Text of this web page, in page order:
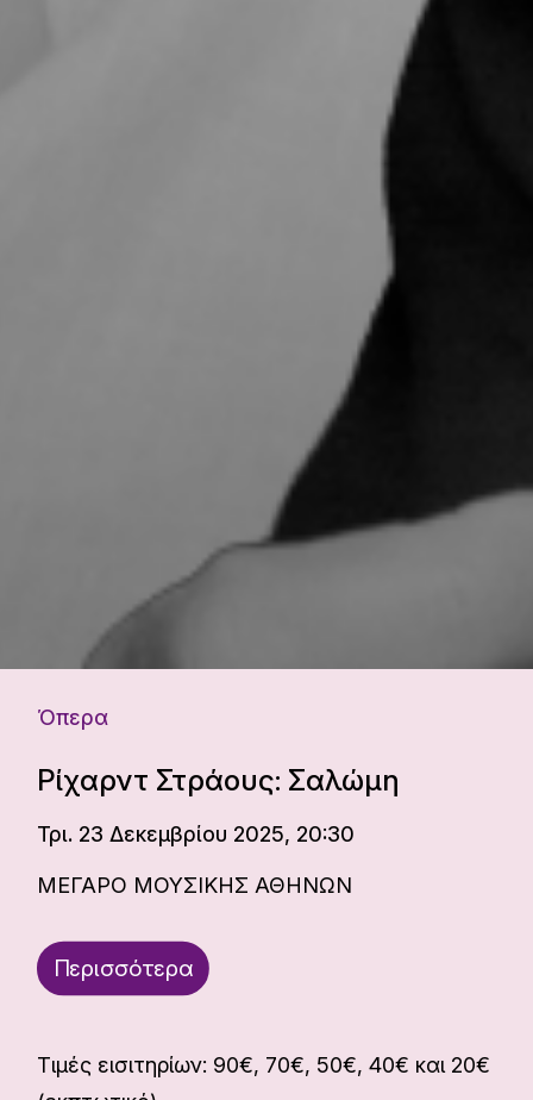
Όπερα
Ρίχαρντ Στράους: Σαλώμη
Τρι. 23 Δεκεμβρίου 2025, 20:30
ΜΕΓΑΡΟ ΜΟΥΣΙΚΗΣ ΑΘΗΝΩΝ
Περισσότερα
Τιμές εισιτηρίων: 90€, 70€, 50€, 40€ και 20€